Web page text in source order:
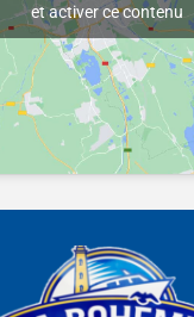
et activer ce contenu